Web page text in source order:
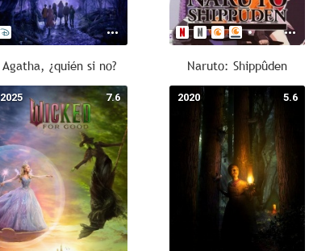
Agatha, ¿quién si no? Naruto: Shippûden
7.6
2025 5.6
2020